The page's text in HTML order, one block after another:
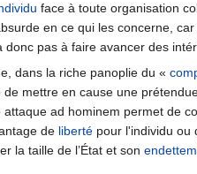
face à toute organisation
en ce qui les concerne,
pas à faire avancer des
dans la riche panoplie du «
mettre en cause une
ad hominem permet de
de liberté pour l'individu ou
la taille de l’État et son